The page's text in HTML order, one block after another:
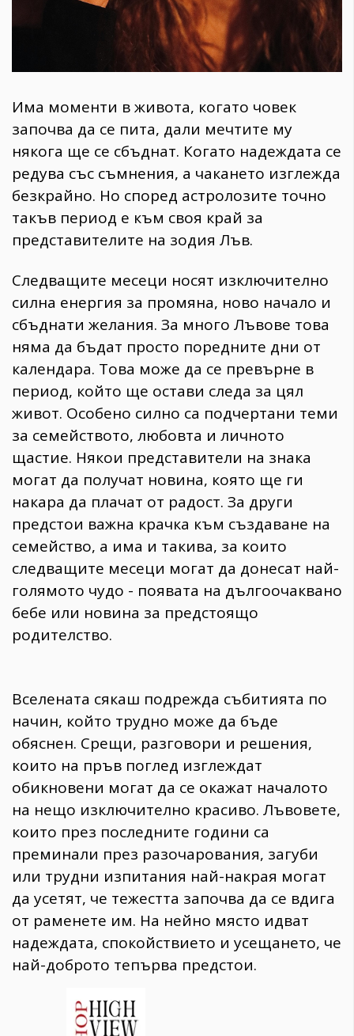
Има моменти в живота, когато човек
започва да се пита, дали мечтите му
някога ще се сбъднат. Когато надеждата се
редува със съмнения, а чакането изглежда
безкрайно. Но според астролозите точно
такъв период е към своя край за
представителите на зодия Лъв.
Следващите месеци носят изключително
силна енергия за промяна, ново начало и
сбъднати желания. За много Лъвове това
няма да бъдат просто поредните дни от
календара. Това може да се превърне в
период, който ще остави следа за цял
живот. Особено силно са подчертани теми
за семейството, любовта и личното
щастие. Някои представители на знака
могат да получат новина, която ще ги
накара да плачат от радост. За други
предстои важна крачка към създаване на
семейство, а има и такива, за които
следващите месеци могат да донесат най-
голямото чудо - появата на дългоочаквано
бебе или новина за предстоящо
родителство.
Вселената сякаш подрежда събитията по
начин, който трудно може да бъде
обяснен. Срещи, разговори и решения,
които на пръв поглед изглеждат
обикновени могат да се окажат началото
на нещо изключително красиво. Лъвовете,
които през последните години са
преминали през разочарования, загуби
или трудни изпитания най-накрая могат
да усетят, че тежестта започва да се вдига
от раменете им. На нейно място идват
надеждата, спокойствието и усещането, че
най-доброто тепърва предстои.